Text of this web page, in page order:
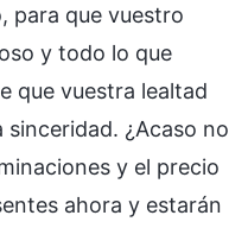
para que vuestro
y todo lo que
que vuestra lealtad
¿Acaso no
y el precio
ahora y estarán